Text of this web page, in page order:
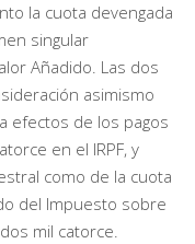
la cuota devengada
singular
Añadido. Las dos
asimismo
efectos de los pagos
en el IRPF, y
como de la cuota
del Impuesto sobre
mil catorce.